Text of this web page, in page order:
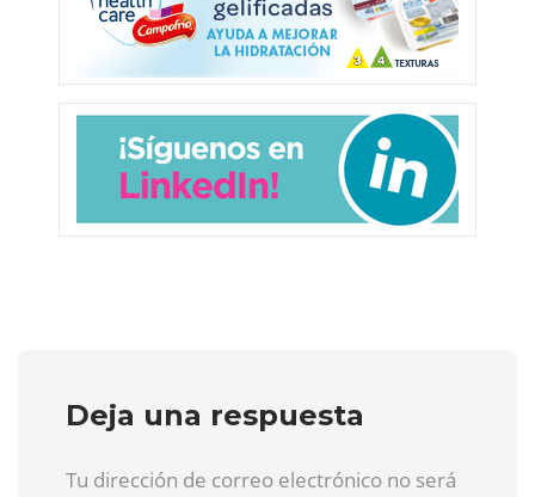
Deja una respuesta
Tu dirección de correo electrónico no será